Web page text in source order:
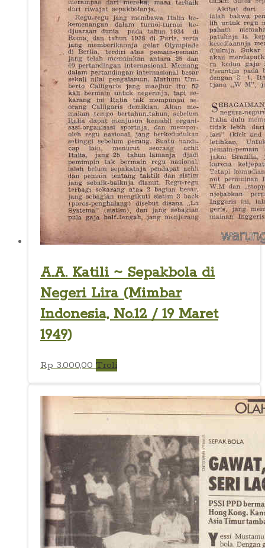
A.A. Katili ~ Sepakbola di
Negeri Lira (Mimbar
Indonesia, No.12 / 19 Maret
1949)
Rp 3.000,00 Troli